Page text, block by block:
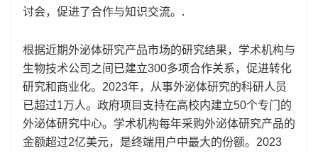
讨会，促进了合作与知识交流。.
根据近期外泌体研究产品市场的研究结果，学术机构与
生物技术公司之间已建立300多项合作关系，促进转化
研究和商业化。2023年，从事外泌体研究的科研人员
已超过1万人。政府项目支持在高校内建立50个专门的
外泌体研究中心。学术机构每年采购外泌体研究产品的
金额超过2亿美元，是终端用户中最大的份额。2023